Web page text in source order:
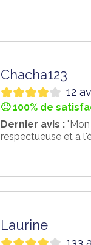
Chacha123
12
🙂 100% de
Dernier avis :
respectueuse et à
Laurine
133